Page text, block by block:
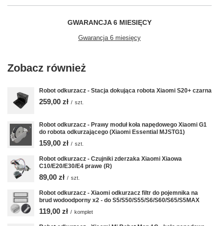
GWARANCJA 6 MIESIĘCY
Gwarancja 6 miesięcy
Zobacz również
Robot odkurzacz - Stacja dokująca robota Xiaomi S20+ czarna
259,00 zł / szt.
Robot odkurzacz - Prawy moduł koła napędowego Xiaomi G1
do robota odkurzającego (Xiaomi Essential MJSTG1)
159,00 zł / szt.
Robot odkurzacz - Czujniki zderzaka Xiaomi Xiaowa
C10/E20/E30/E4 prawe (R)
89,00 zł / szt.
Robot odkurzacz - Xiaomi odkurzacz filtr do pojemnika na
brud wodoodporny x2 - do S5/S50/S55/S6/S60/S65/S5MAX
119,00 zł / komplet